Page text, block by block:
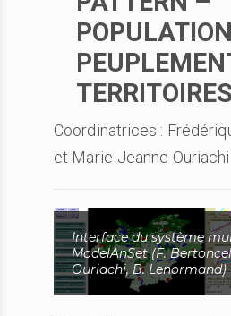
TERRITOIRES
Coordinatrices :
et Marie-Jeanne Ouriachi
Interface du système
ModelAnSet (F.
Ouriachi, B. Lenormand)